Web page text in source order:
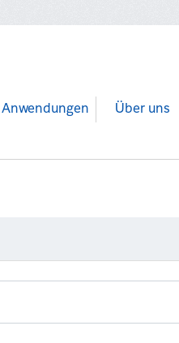
Anwendungen Über uns